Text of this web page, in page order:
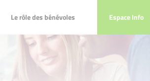
Le rôle des bénévoles Espace Info
Le rôle des bénévoles Espace Info